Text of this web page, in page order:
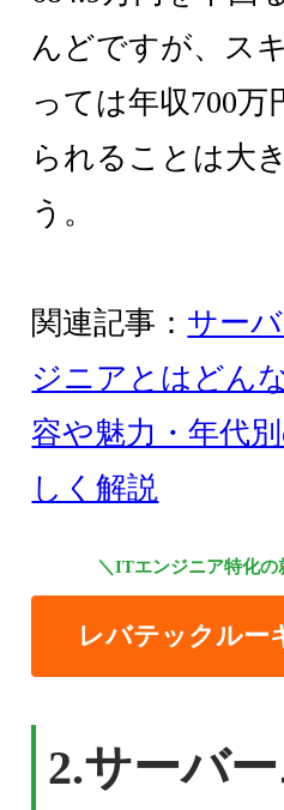
んどですが、ス
っては年収700万
られることは大
う。
関連記事： サー
ジニアとはどん
容や魅力・年代
しく解説
＼ITエンジニア特化の
レバテックルー
2.サーバ